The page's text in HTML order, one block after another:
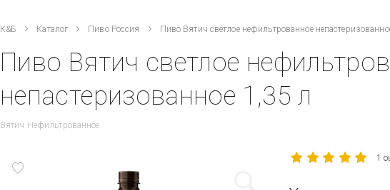
К&Б Каталог Пиво Россия Пиво Вятич светлое нефильтрованное
Пиво Вятич светлое
непастеризованное 1,35 л
Вятич Нефильтрованное
1